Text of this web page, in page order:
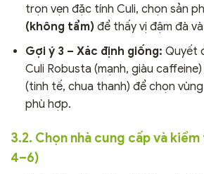
trọn vẹn đặc tính Culi, chọn sản
(không tẩm) để thấy vị đậm đà
Gợi ý 3 – Xác định giống: Quyết
Culi Robusta (mạnh, giàu
(tinh tế, chua thanh) để chọn
phù hợp.
3.2. Chọn nhà cung cấp và
4–6)